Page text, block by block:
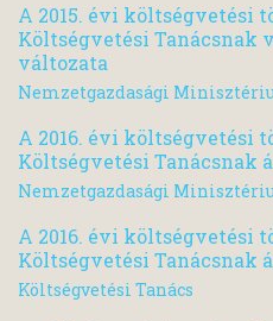
A 2015. évi költségvetési
Költségvetési Tanácsnak
változata
Nemzetgazdasági
A 2016. évi költségvetési
Költségvetési Tanácsnak
Nemzetgazdasági
A 2016. évi költségvetési
Költségvetési Tanácsnak
Költségvetési Tanács